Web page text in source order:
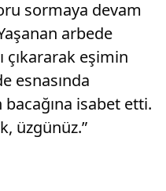
sormaya devam
arbede
çıkararak eşimin
esnasında
isabet etti.
üzgünüz.”